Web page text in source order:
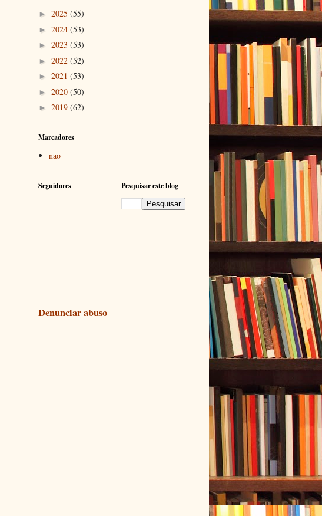
► 2025 (55)
► 2024 (53)
► 2023 (53)
► 2022 (52)
► 2021 (53)
► 2020 (50)
► 2019 (62)
Marcadores
nao
Seguidores Pesquisar este blog
Denunciar abuso